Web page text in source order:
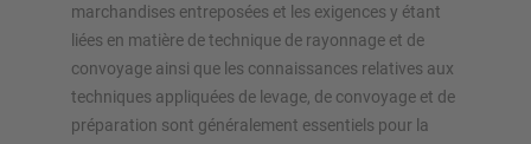
marchandises entreposées et les exigences y étant
liées en matière de technique de rayonnage et de
convoyage ainsi que les connaissances relatives aux
techniques appliquées de levage, de convoyage et de
préparation sont généralement essentiels pour la